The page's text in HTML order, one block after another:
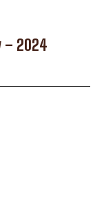
– 2024